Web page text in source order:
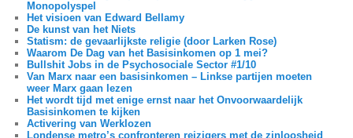
Monopolyspel
Het visioen van Edward Bellamy
De kunst van het Niets
Statism: de gevaarlijkste religie (door Larken Rose)
Waarom De Dag van het Basisinkomen op 1 mei?
Bullshit Jobs in de Psychosociale Sector #1/10
Van Marx naar een basisinkomen – Linkse partijen moeten
weer Marx gaan lezen
Het wordt tijd met enige ernst naar het Onvoorwaardelijk
Basisinkomen te kijken
Activering van Werklozen
Londense metro’s confronteren reizigers met de zinloosheid